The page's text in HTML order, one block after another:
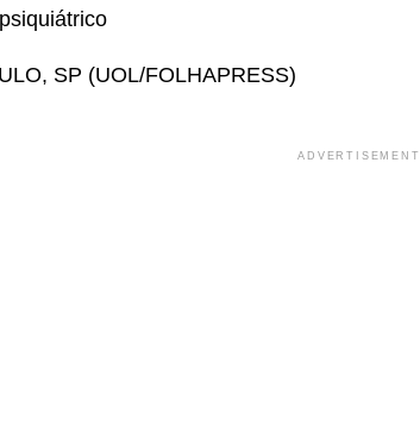
SP (UOL/FOLHAPRESS)
ADVERTISEMENT